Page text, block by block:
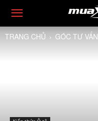
TRANG CHỦ GÓC TƯ VẤN